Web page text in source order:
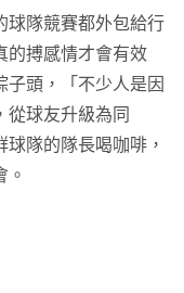
球隊競賽都外包給行
的搏感情才會有效
子頭，「不少人是因
從球友升級為同
隊的隊長喝咖啡，
。